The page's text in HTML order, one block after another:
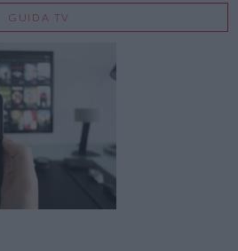
GUIDA TV